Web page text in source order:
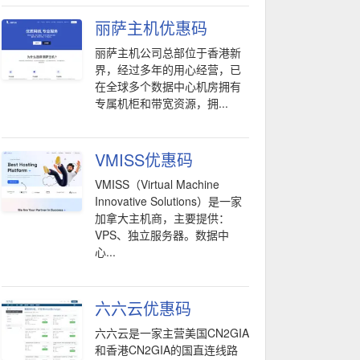
丽萨主机优惠码
丽萨主机公司总部位于香港新
界，经过多年的用心经营，已
在全球多个数据中心机房拥有
专属机柜和带宽资源，拥...
VMISS优惠码
VMISS（Virtual Machine
Innovative Solutions）是一家
加拿大主机商，主要提供：
VPS、独立服务器。数据中
心...
六六云优惠码
六六云是一家主营美国CN2GIA
和香港CN2GIA的国直连线路